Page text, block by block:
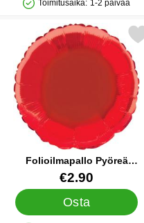
Saatavuus: Varastossa
Toimitusaika: 1-2 päivää
Folioilmapallo Pyöreä
Punainen
Tuote.nro 5734€2.90
Osta
Merkitse folioilmapallo